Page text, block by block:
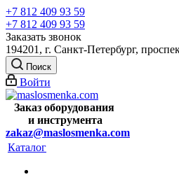
+7 812 409 93 59
+7 812 409 93 59
Заказать звонок
194201, г. Санкт-Петербург,
Поиск
Войти
Заказ оборудования
и инструмента
zakaz@maslosmenka.com
Каталог